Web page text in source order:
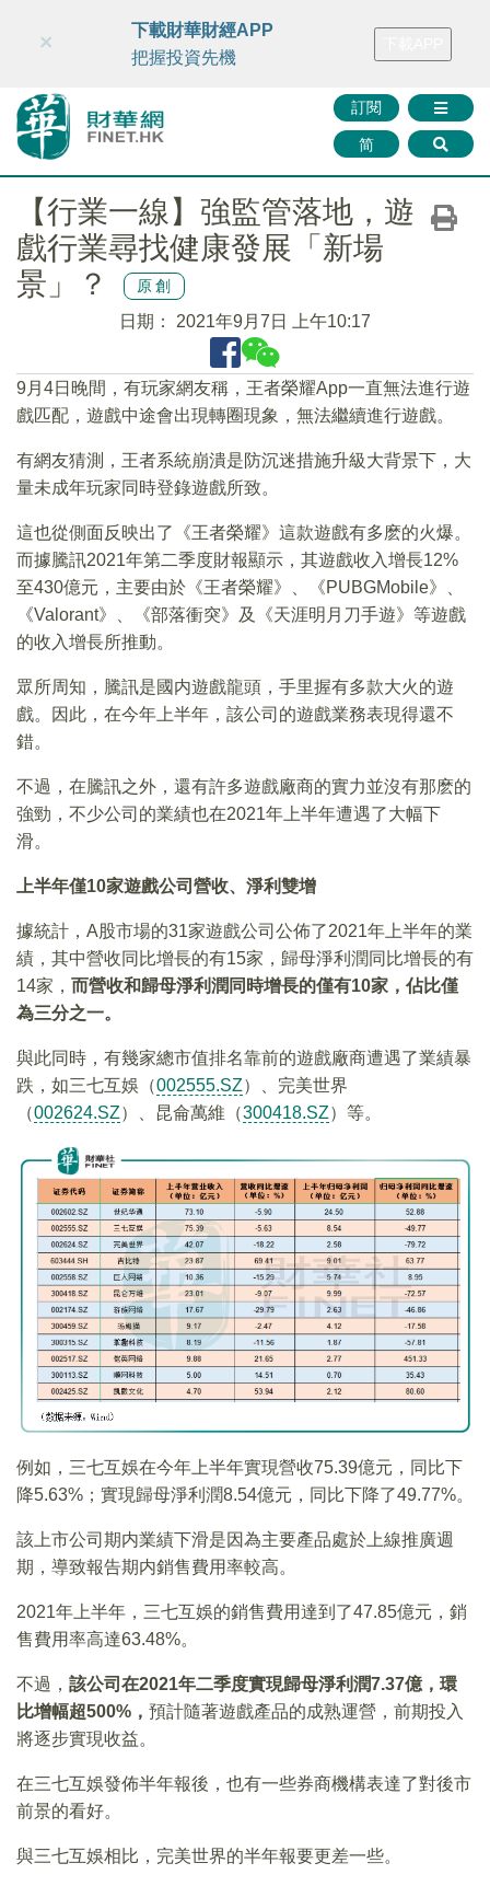
財華智庫網 FINTV FINMETA 財華證券 媒體矩陣
訂閱
简
×
下載財華財經APP
把握投資先機
【行業一線】強監管落地，遊
戲行業尋找健康發展「新場
景」？
原創
日期： 2021年9月7日 上午10:17
9月4日晚間，有玩家網友稱，王者榮耀App一直無法進行遊
戲匹配，遊戲中途會出現轉圈現象，無法繼續進行遊戲。
有網友猜測，王者系統崩潰是防沉迷措施升級大背景下，大
量未成年玩家同時登錄遊戲所致。
這也從側面反映出了《王者榮耀》這款遊戲有多麽的火爆。
而據騰訊2021年第二季度財報顯示，其遊戲收入增長12%
至430億元，主要由於《王者榮耀》、《PUBGMobile》、
《Valorant》、《部落衝突》及《天涯明月刀手遊》等遊戲
的收入增長所推動。
眾所周知，騰訊是國内遊戲龍頭，手里握有多款大火的遊
戲。因此，在今年上半年，該公司的遊戲業務表現得還不
錯。
不過，在騰訊之外，還有許多遊戲廠商的實力並沒有那麽的
強勁，不少公司的業績也在2021年上半年遭遇了大幅下
滑。
上半年僅10家遊戲公司營收、淨利雙增
據統計，A股市場的31家遊戲公司公佈了2021年上半年的業
績，其中營收同比增長的有15家，歸母淨利潤同比增長的有
14家， 而營收和歸母淨利潤同時增長的僅有10家，佔比僅
為三分之一。
與此同時，有幾家總市值排名靠前的遊戲廠商遭遇了業績暴
跌，如三七互娛（002555.SZ）、完美世界
（002624.SZ）、昆侖萬維（300418.SZ）等。
例如，三七互娛在今年上半年實現營收75.39億元，同比下
降5.63%；實現歸母淨利潤8.54億元，同比下降了49.77%。
該上市公司期内業績下滑是因為主要產品處於上線推廣週
期，導致報告期内銷售費用率較高。
2021年上半年，三七互娛的銷售費用達到了47.85億元，銷
售費用率高達63.48%。
不過， 該公司在2021年二季度實現歸母淨利潤7.37億，環
比增幅超500% ， 預計隨著遊戲產品的成熟運營，前期投入
將逐步實現收益。
在三七互娛發佈半年報後，也有一些券商機構表達了對後市
前景的看好。
與三七互娛相比，完美世界的半年報要更差一些。